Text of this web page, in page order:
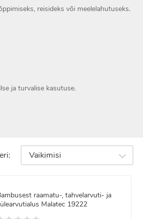
reisideks või meelelahutuseks.
ja turvalise kasutuse.
Vaikimisi
raamatu-, tahvelarvuti- ja
Malatec 19222